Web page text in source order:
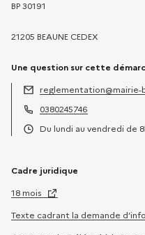
BP 30191
21205 BEAUNE CEDEX
Une question sur cette
Adresse électronique :
reglementation@mairie-
Téléphone :
0380245746
Du lundi au vendredi de
Cadre juridique
18 mois
Texte cadrant la demande